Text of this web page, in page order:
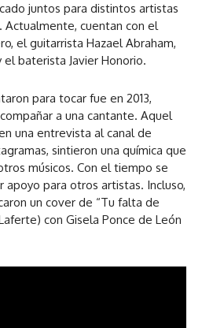
juntos para distintos artistas
Actualmente, cuentan con el
el guitarrista Hazael Abraham,
baterista Javier Honorio.
para tocar fue en 2013,
a una cantante. Aquel
una entrevista al canal de
sintieron una química que
músicos. Con el tiempo se
apoyo para otros artistas. Incluso,
un cover de “Tu falta de
con Gisela Ponce de León